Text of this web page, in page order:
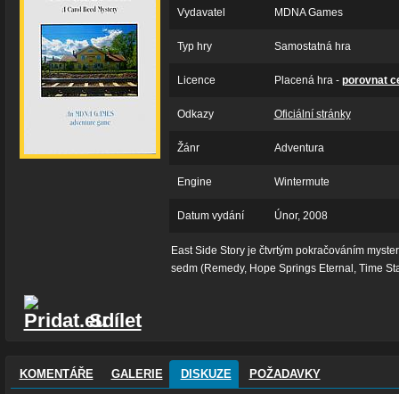
Vydavatel MDNA Games
Typ hry Samostatná hra
Licence Placená hra - porovnat
Odkazy Oficiální stránky
Žánr Adventura
Engine Wintermute
Datum vydání Únor, 2008
East Side Story je čtvrtým pokračováním
sedm (Remedy, Hope Springs Eternal, Time
Sdílet
KOMENTÁŘE GALERIE DISKUZE POŽADAVKY